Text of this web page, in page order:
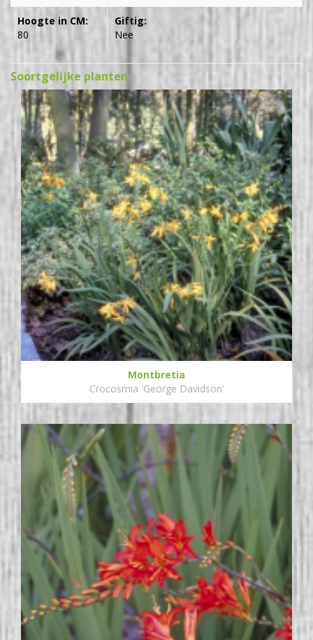
Hoogte in CM:
80
Giftig:
Nee
Soortgelijke planten
Montbretia
Crocosmia 'George Davidson'